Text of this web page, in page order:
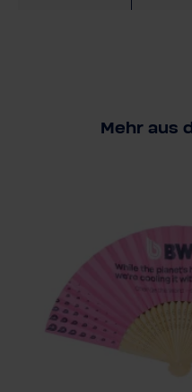
Mehr aus